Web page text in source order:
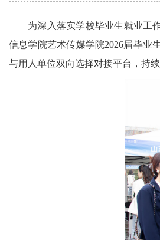
为深入落实学校毕业生就业工
信息学院艺术传媒学院2026届毕业
与用人单位双向选择对接平台，持